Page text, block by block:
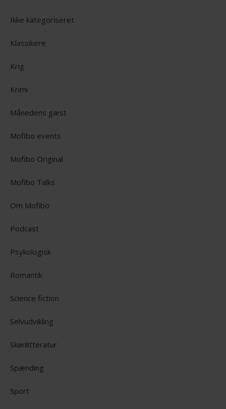
Ikke kategoriseret
Klassikere
Krig
Krimi
Månedens gæst
Mofibo events
Mofibo Original
Mofibo Talks
Om Mofibo
Podcast
Psykologisk
Romantik
Science fiction
Selvudvikling
Skønlitteratur
Spænding
Sport